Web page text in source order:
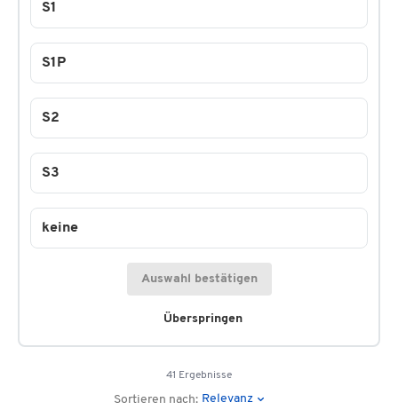
Überspringen
S1
S1P
S2
S3
keine
Auswahl bestätigen
41 Ergebnisse
Sortieren nach: Relevanz